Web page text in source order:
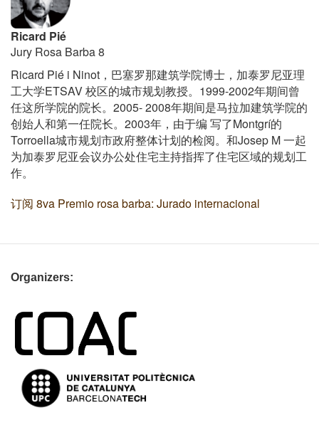
Ricard Pié
Jury Rosa Barba 8
Ricard Pié i Ninot ， 巴塞罗那建筑学院博士 ， 加泰罗尼亚理
工大学ETSAV 校区的城市规划教授。 1999-2002年期间曾
任这所学院的院长。 2005- 2008年期间是马拉加建筑学院的
创始人和第一任院长。 2003年 ， 由于编 写了Montgrí的
Torroella城市规划市政府整体计划的检阅。和Josep M 一起
为加泰罗尼亚会议办公处住宅主持指挥了住宅区域的规划工
作。
订阅 8va Premio rosa barba: Jurado internacional
Organizers: